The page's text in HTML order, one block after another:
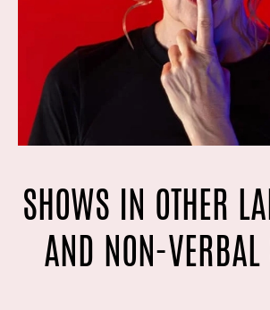
SHOWS IN OTHER
AND NON-